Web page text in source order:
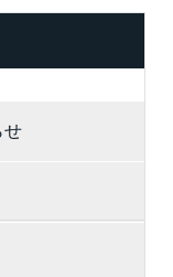
せ